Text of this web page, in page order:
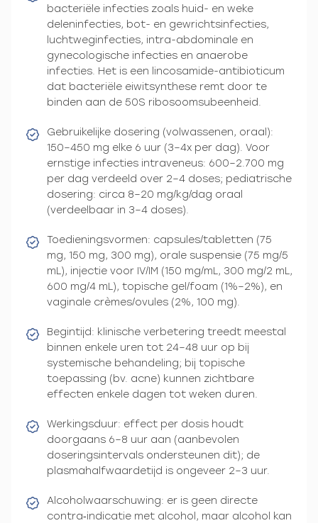
bacteriële infecties zoals huid- en weke
deleninfecties, bot- en gewrichtsinfecties,
luchtweginfecties, intra-abdominale en
gynecologische infecties en anaerobe
infecties. Het is een lincosamide-antibioticum
dat bacteriële eiwitsynthese remt door te
binden aan de 50S ribosoomsubeenheid.
Gebruikelijke dosering (volwassenen, oraal):
150–450 mg elke 6 uur (3–4x per dag). Voor
ernstige infecties intraveneus: 600–2.700 mg
per dag verdeeld over 2–4 doses; pediatrische
dosering: circa 8–20 mg/kg/dag oraal
(verdeelbaar in 3–4 doses).
Toedieningsvormen: capsules/tabletten (75
mg, 150 mg, 300 mg), orale suspensie (75 mg/5
mL), injectie voor IV/IM (150 mg/mL, 300 mg/2 mL,
600 mg/4 mL), topische gel/foam (1%–2%), en
vaginale crèmes/ovules (2%, 100 mg).
Begintijd: klinische verbetering treedt meestal
binnen enkele uren tot 24–48 uur op bij
systemische behandeling; bij topische
toepassing (bv. acne) kunnen zichtbare
effecten enkele dagen tot weken duren.
Werkingsduur: effect per dosis houdt
doorgaans 6–8 uur aan (aanbevolen
doseringsintervals ondersteunen dit); de
plasmahalfwaardetijd is ongeveer 2–3 uur.
Alcoholwaarschuwing: er is geen directe
contra‑indicatie met alcohol, maar alcohol kan